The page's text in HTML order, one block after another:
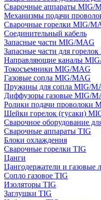
Сварочные аппараты MIG/
Механизмы подачи
Сварочные горелки MIG/
Соединительный кабель
Запасные части MIG/MAG
Запасные части для
Направляющие каналы
Токосъемники MIG/MAG
Газовые сопла MIG/MAG
Пружины для сопла MIG/
Диффузоры газовые MIG/
Ролики подачи проволоки
Шейки горелок (гусаки)
Сварочное оборудование
Сварочные аппараты TIG
Блоки охлаждения
Сварочные горелки TIG
Цанги
Цангодержатели и газовые
Сопло газовое TIG
Изоляторы TIG
Заглушки TIG